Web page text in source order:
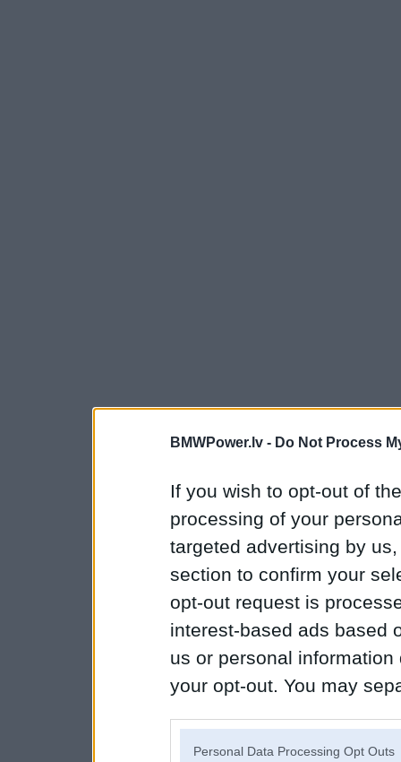
BMWPower.lv - Do Not Process
If you wish to opt-out of
processing of your
targeted advertising by
section to confirm your
opt-out request is
interest-based ads based
us or personal
your opt-out. You may
Personal Data Processing Opt Outs